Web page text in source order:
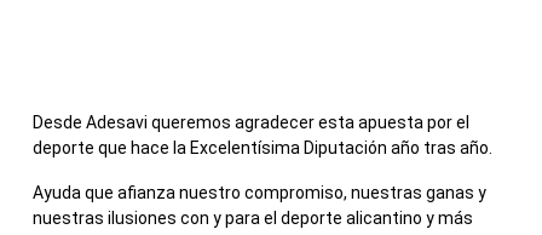
Desde Adesavi queremos agradecer esta apuesta por el
deporte que hace la Excelentísima Diputación año tras año.
Ayuda que afianza nuestro compromiso, nuestras ganas y
nuestras ilusiones con y para el deporte alicantino y más